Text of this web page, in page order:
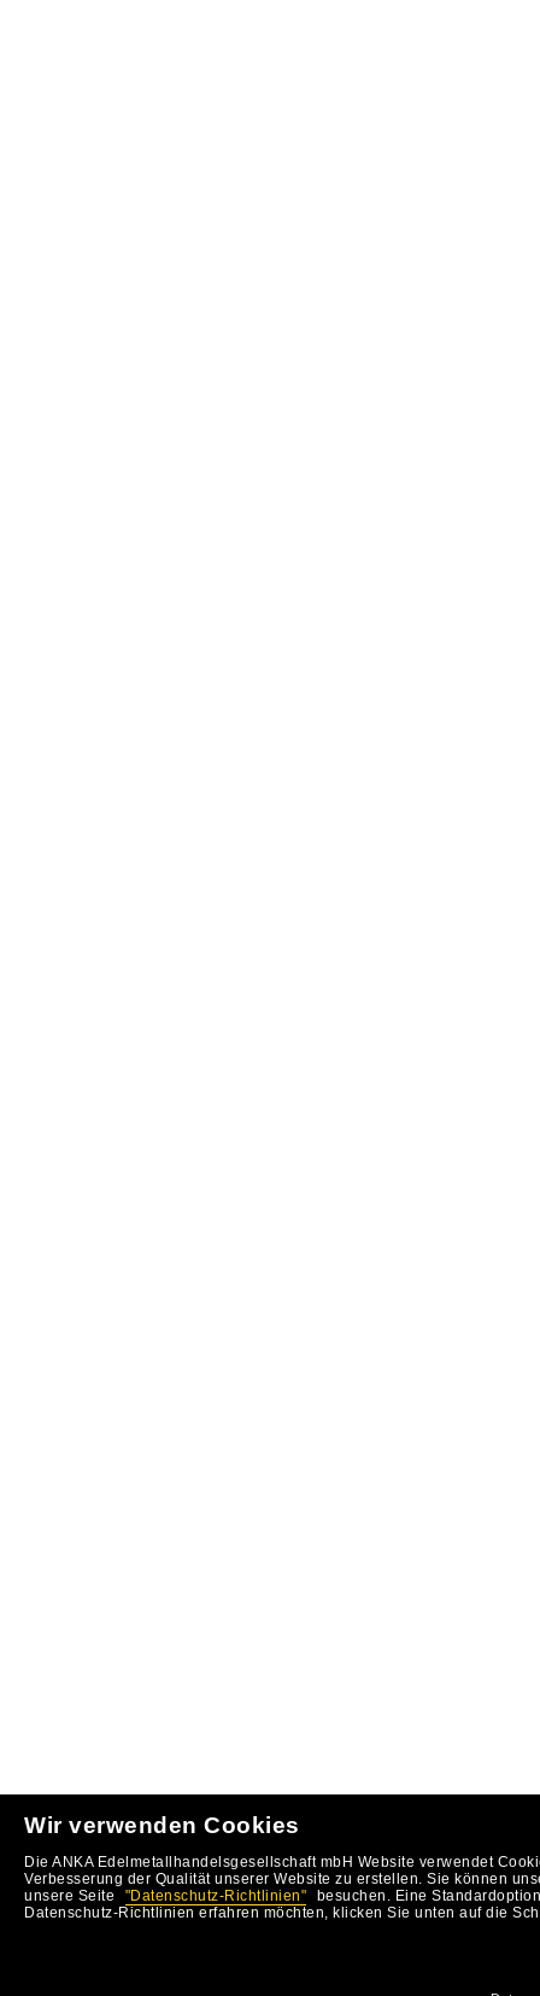
Wir verwenden Cookies
Die ANKA Edelmetallhandelsgesellschaft mbH Website verwendet
Verbesserung der Qualität unserer Website zu erstellen. Sie können
unsere Seite
"Datenschutz-Richtlinien"
besuchen. Eine
Datenschutz-Richtlinien erfahren möchten, klicken Sie unten auf die